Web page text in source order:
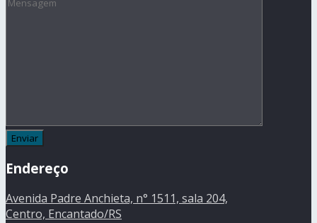
Endereço
Avenida Padre Anchieta, n° 1511, sala 204,
Centro, Encantado/RS